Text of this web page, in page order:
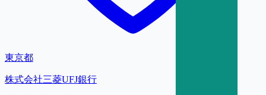
東京都
株式会社三菱UFJ銀行